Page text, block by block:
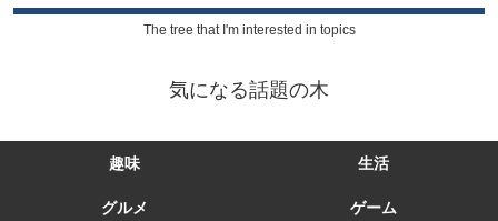
The tree that I'm interested in topics
気になる話題の木
趣味 生活
グルメ ゲーム